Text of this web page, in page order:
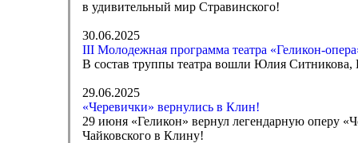
в удивительный мир Стравинского!
30.06.2025
III Молодежная программа театра «Геликон-
В состав труппы театра вошли Юлия
29.06.2025
«Черевички» вернулись в Клин!
29 июня «Геликон» вернул легендарную оперу
Чайковского в Клину!